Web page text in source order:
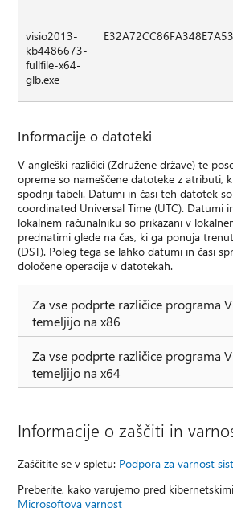
visio2013-
kb4486673-
fullfile-x64-
glb.exe
Informacije o datoteki
V angleški različici (Združene države) te
opreme so nameščene datoteke z atributi,
spodnji tabeli. Datumi in časi teh datotek
coordinated Universal Time (UTC). Datumi
lokalnem računalniku so prikazani v
prednatimi glede na čas, ki ga ponuja
(DST). Poleg tega se lahko datumi in časi
določene operacije v datotekah.
Za vse podprte različice programa
temeljijo na x86
Za vse podprte različice programa
temeljijo na x64
Informacije o zaščiti in
Zaščitite se v spletu: Podpora za varnost
Preberite, kako varujemo pred
Microsoftova varnost